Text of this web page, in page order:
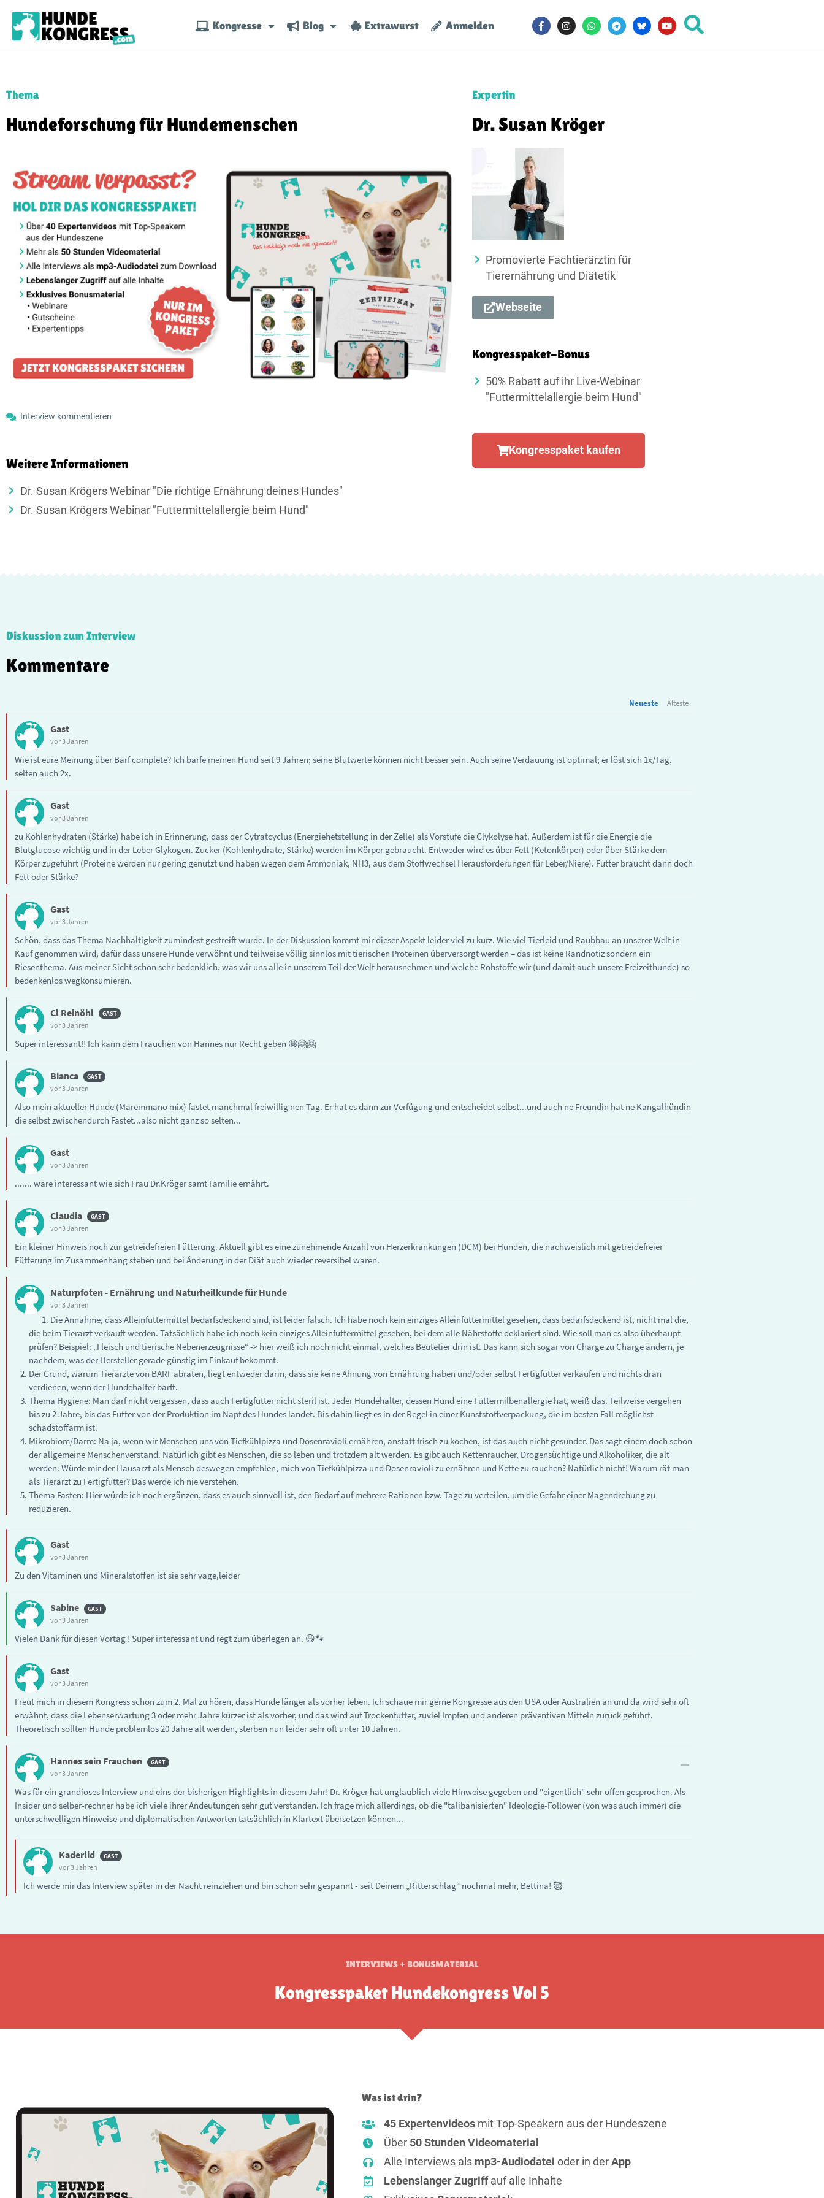
Kongresse Blog Extrawurst Anmelden
Thema
Hundeforschung für Hundemenschen
Interview kommentieren
Weitere Informationen
Dr. Susan Krögers Webinar "Die richtige Ernährung deines Hundes"
Dr. Susan Krögers Webinar "Futtermittelallergie beim Hund"
Expertin
Dr. Susan Kröger
Promovierte Fachtierärztin für
Tierernährung und Diätetik
Webseite
Kongresspaket-Bonus
50% Rabatt auf ihr Live-Webinar
"Futtermittelallergie beim Hund"
Kongresspaket kaufen
Diskussion zum Interview
Kommentare
Neueste Älteste
Gast
vor 3 Jahren
Wie ist eure Meinung über Barf complete? Ich barfe meinen Hund seit 9 Jahren; seine Blutwerte können nicht besser sein. Auch seine Verdauung ist optimal; er löst sich 1x/Tag,
selten auch 2x.
Gast
vor 3 Jahren
zu Kohlenhydraten (Stärke) habe ich in Erinnerung, dass der Cytratcyclus (Energiehetstellung in der Zelle) als Vorstufe die Glykolyse hat. Außerdem ist für die Energie die
Blutglucose wichtig und in der Leber Glykogen. Zucker (Kohlenhydrate, Stärke) werden im Körper gebraucht. Entweder wird es über Fett (Ketonkörper) oder über Stärke dem
Körper zugeführt (Proteine werden nur gering genutzt und haben wegen dem Ammoniak, NH3, aus dem Stoffwechsel Herausforderungen für Leber/Niere). Futter braucht dann doch
Fett oder Stärke?
Gast
vor 3 Jahren
Schön, dass das Thema Nachhaltigkeit zumindest gestreift wurde. In der Diskussion kommt mir dieser Aspekt leider viel zu kurz. Wie viel Tierleid und Raubbau an unserer Welt in
Kauf genommen wird, dafür dass unsere Hunde verwöhnt und teilweise völlig sinnlos mit tierischen Proteinen überversorgt werden – das ist keine Randnotiz sondern ein
Riesenthema. Aus meiner Sicht schon sehr bedenklich, was wir uns alle in unserem Teil der Welt herausnehmen und welche Rohstoffe wir (und damit auch unsere Freizeithunde) so
bedenkenlos wegkonsumieren.
Cl Reinöhl
vor 3 Jahren
Super interessant!! Ich kann dem Frauchen von Hannes nur Recht geben 🤩🤗🤗
Bianca
vor 3 Jahren
Also mein aktueller Hunde (Maremmano mix) fastet manchmal freiwillig nen Tag. Er hat es dann zur Verfügung und entscheidet selbst...und auch ne Freundin hat ne Kangalhündin
die selbst zwischendurch Fastet...also nicht ganz so selten...
Gast
vor 3 Jahren
....... wäre interessant wie sich Frau Dr.Kröger samt Familie ernährt.
Claudia
vor 3 Jahren
Ein kleiner Hinweis noch zur getreidefreien Fütterung. Aktuell gibt es eine zunehmende Anzahl von Herzerkrankungen (DCM) bei Hunden, die nachweislich mit getreidefreier
Fütterung im Zusammenhang stehen und bei Änderung in der Diät auch wieder reversibel waren.
Naturpfoten - Ernährung und Naturheilkunde für Hunde
vor 3 Jahren
Die Annahme, dass Alleinfuttermittel bedarfsdeckend sind, ist leider falsch. Ich habe noch kein einziges Alleinfuttermittel gesehen, dass bedarfsdeckend ist, nicht mal die,
die beim Tierarzt verkauft werden. Tatsächlich habe ich noch kein einziges Alleinfuttermittel gesehen, bei dem alle Nährstoffe deklariert sind. Wie soll man es also überhaupt
prüfen? Beispiel: „Fleisch und tierische Nebenerzeugnisse“ -> hier weiß ich noch nicht einmal, welches Beutetier drin ist. Das kann sich sogar von Charge zu Charge ändern, je
nachdem, was der Hersteller gerade günstig im Einkauf bekommt.
Der Grund, warum Tierärzte von BARF abraten, liegt entweder darin, dass sie keine Ahnung von Ernährung haben und/oder selbst Fertigfutter verkaufen und nichts dran
verdienen, wenn der Hundehalter barft.
Thema Hygiene: Man darf nicht vergessen, dass auch Fertigfutter nicht steril ist. Jeder Hundehalter, dessen Hund eine Futtermilbenallergie hat, weiß das. Teilweise vergehen
bis zu 2 Jahre, bis das Futter von der Produktion im Napf des Hundes landet. Bis dahin liegt es in der Regel in einer Kunststoffverpackung, die im besten Fall möglichst
schadstoffarm ist.
Mikrobiom/Darm: Na ja, wenn wir Menschen uns von Tiefkühlpizza und Dosenravioli ernähren, anstatt frisch zu kochen, ist das auch nicht gesünder. Das sagt einem doch schon
der allgemeine Menschenverstand. Natürlich gibt es Menschen, die so leben und trotzdem alt werden. Es gibt auch Kettenraucher, Drogensüchtige und Alkoholiker, die alt
werden. Würde mir der Hausarzt als Mensch deswegen empfehlen, mich von Tiefkühlpizza und Dosenravioli zu ernähren und Kette zu rauchen? Natürlich nicht! Warum rät man
als Tierarzt zu Fertigfutter? Das werde ich nie verstehen.
Thema Fasten: Hier würde ich noch ergänzen, dass es auch sinnvoll ist, den Bedarf auf mehrere Rationen bzw. Tage zu verteilen, um die Gefahr einer Magendrehung zu
reduzieren.
Gast
vor 3 Jahren
Zu den Vitaminen und Mineralstoffen ist sie sehr vage,leider
Sabine
vor 3 Jahren
Vielen Dank für diesen Vortag ! Super interessant und regt zum überlegen an. 😃🐾
Gast
vor 3 Jahren
Freut mich in diesem Kongress schon zum 2. Mal zu hören, dass Hunde länger als vorher leben. Ich schaue mir gerne Kongresse aus den USA oder Australien an und da wird sehr oft
erwähnt, dass die Lebenserwartung 3 oder mehr Jahre kürzer ist als vorher, und das wird auf Trockenfutter, zuviel Impfen und anderen präventiven Mitteln zurück geführt.
Theoretisch sollten Hunde problemlos 20 Jahre alt werden, sterben nun leider sehr oft unter 10 Jahren.
Hannes sein Frauchen
vor 3 Jahren
Was für ein grandioses Interview und eins der bisherigen Highlights in diesem Jahr! Dr. Kröger hat unglaublich viele Hinweise gegeben und "eigentlich" sehr offen gesprochen. Als
Insider und selber-rechner habe ich viele ihrer Andeutungen sehr gut verstanden. Ich frage mich allerdings, ob die "talibanisierten" Ideologie-Follower (von was auch immer) die
unterschwelligen Hinweise und diplomatischen Antworten tatsächlich in Klartext übersetzen können...
Kaderlid
vor 3 Jahren
Ich werde mir das Interview später in der Nacht reinziehen und bin schon sehr gespannt - seit Deinem „Ritterschlag“ nochmal mehr, Bettina! 🥰
INTERVIEWS + BONUSMATERIAL
Kongresspaket Hundekongress Vol 5
Was ist drin?
45 Expertenvideos mit Top-Speakern aus der Hundeszene
Über 50 Stunden Videomaterial
Alle Interviews als mp3-Audiodatei oder in derApp
Lebenslanger Zugriffauf alle Inhalte